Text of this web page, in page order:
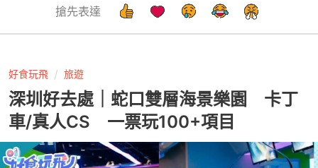
搶先表達
好食玩飛 旅遊
深圳好去處｜蛇口雙層海景樂園 卡丁
車/真人CS 一票玩100+項目